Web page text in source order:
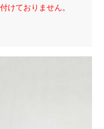
けておりません。